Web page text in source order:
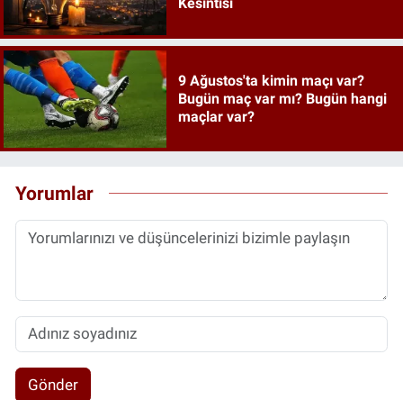
Kesintisi
9 Ağustos'ta kimin maçı var?
Bugün maç var mı? Bugün hangi
maçlar var?
Yorumlar
Gönder